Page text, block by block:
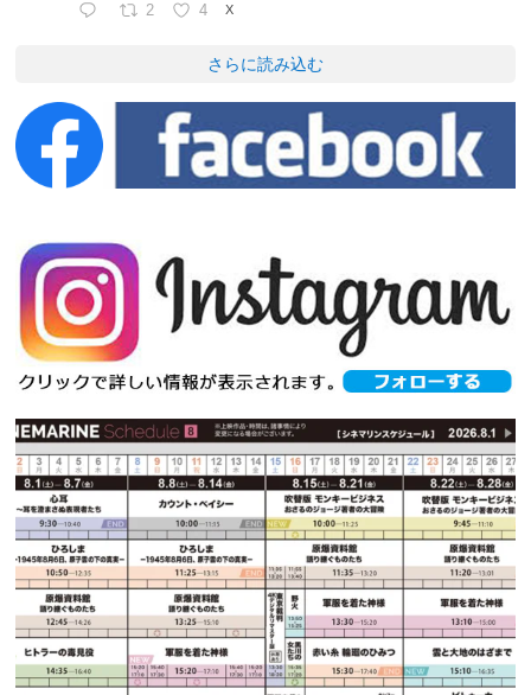
2 4 X
さらに読み込む